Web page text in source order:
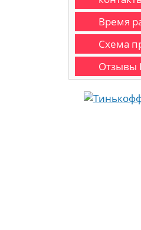
Время
Схема
Отзывы